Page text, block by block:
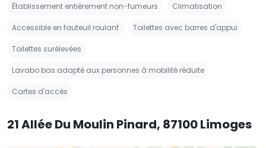
Établissement entièrement non-fumeurs Climatisation
Accessible en fauteuil roulant Toilettes avec barres d'appui
Toilettes surélevées
Lavabo bas adapté aux personnes à mobilité réduite
Cartes d'accès
21 Allée Du Moulin Pinard, 87100 Limoges